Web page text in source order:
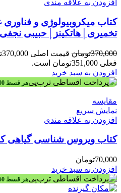
افزودن به علاقه مندی
کتاب میکروبیولوژی و فناوری
تخمیری│هاتکینز│حبیبی نجفی
370,000تومان قیمت اصلی 370,000تومان بود.
فعلی 351,000تومان است.
افزودن به سبد خرید
هر قسط
مقايسه
نمایش سریع
افزودن به علاقه مندی
کتاب ویروس شناسی گیاهی
70,000تومان
افزودن به سبد خرید
هر قسط